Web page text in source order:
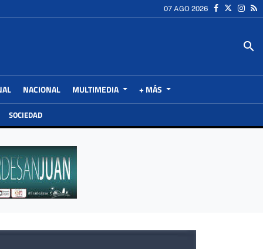
07 AGO 2026
search
NACIONAL MULTIMEDIA + MÁS
SOCIEDAD